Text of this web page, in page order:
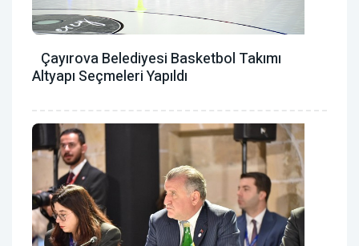
Çayırova Belediyesi Basketbol Takımı
Altyapı Seçmeleri Yapıldı